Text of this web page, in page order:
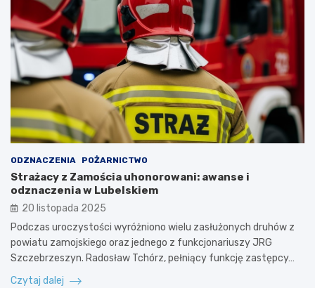
ODZNACZENIA POŻARNICTWO
Strażacy z Zamościa uhonorowani: awanse i
odznaczenia w Lubelskiem
20 listopada 2025
Podczas uroczystości wyróżniono wielu zasłużonych druhów z
powiatu zamojskiego oraz jednego z funkcjonariuszy JRG
Szczebrzeszyn. Radosław Tchórz, pełniący funkcję zastępcy…
Czytaj dalej